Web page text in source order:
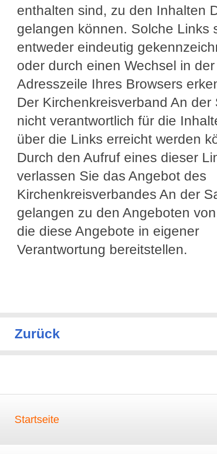
enthalten sind, zu den Inhalten
gelangen können. Solche Links
entweder eindeutig
oder durch einen Wechsel in der
Adresszeile Ihres Browsers
Der Kirchenkreisverband An der
nicht verantwortlich für die
über die Links erreicht werden
Durch den Aufruf eines dieser
verlassen Sie das Angebot des
Kirchenkreisverbandes An der
gelangen zu den Angeboten
die diese Angebote in eigener
Verantwortung bereitstellen.
Zurück
Startseite